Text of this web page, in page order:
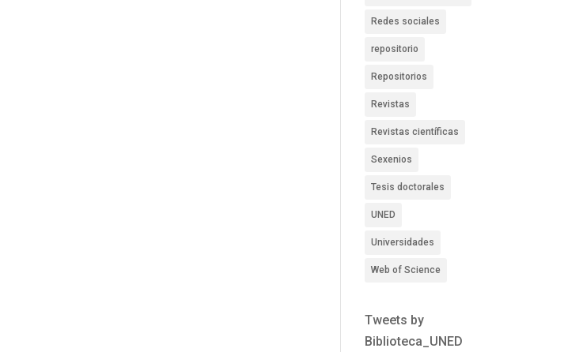
Redes sociales
repositorio
Repositorios
Revistas
Revistas científicas
Sexenios
Tesis doctorales
UNED
Universidades
Web of Science
Tweets by
Biblioteca_UNED